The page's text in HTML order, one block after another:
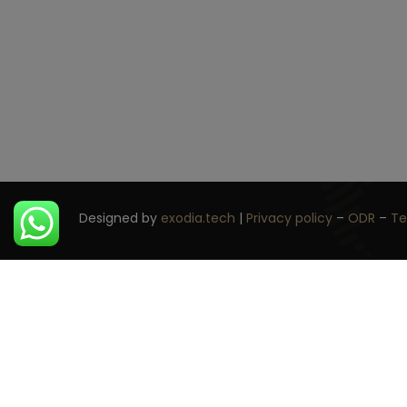
Designed by exodia.tech | Privacy policy – ODR –